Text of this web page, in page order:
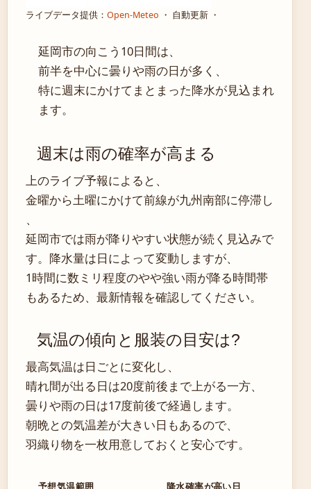
ライブデータ提供： Open-Meteo ・ 自動更新 ・
延岡市の向こう10日間は、
前半を中心に曇りや雨の日が多く、
特に週末にかけてまとまった降水が見込まれ
ます。
週末は雨の確率が高まる
上のライブ予報によると、
金曜から土曜にかけて前線が九州南部に停滞し
、
延岡市では雨が降りやすい状態が続く見込みで
す。降水量は日によって変動しますが、
1時間に数ミリ程度のやや強い雨が降る時間帯
もあるため、最新情報を確認してください。
気温の傾向と服装の目安は?
最高気温は日ごとに変化し、
晴れ間が出る日は20度前後まで上がる一方、
曇りや雨の日は17度前後で経過します。
朝晩との気温差が大きい日もあるので、
羽織り物を一枚用意しておくと安心です。
予想気温範囲 降水確率が高い日